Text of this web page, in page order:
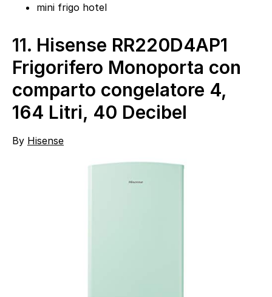
mini frigo hotel
11. Hisense RR220D4AP1
Frigorifero Monoporta con
comparto congelatore 4,
164 Litri, 40 Decibel
By Hisense